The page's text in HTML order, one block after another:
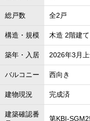
総戸数 全2戸
構造・規模 木造 2階建て
築年・入居 2026年3月
バルコニー 西向き
建物現況 完成済
建築確認番
第KBI-